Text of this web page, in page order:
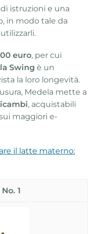
istruzioni e una
in modo tale da
euro, per cui
Swing è un
la loro longevità.
Medela mette a
, acquistabili
maggiori e-
il latte materno:
1